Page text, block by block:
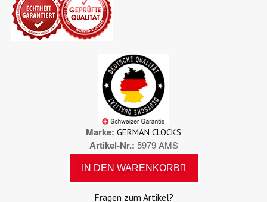
Marke GERMAN CLOCKS
Artikel-Nr. 5979 AMS
IN DEN WARENKORB
Fragen zum Artikel?